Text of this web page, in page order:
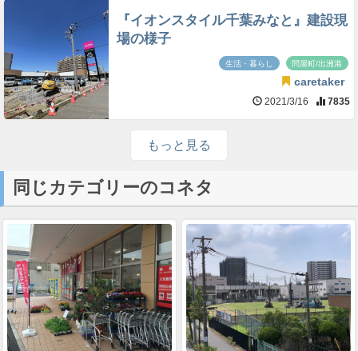
『イオンスタイル千葉みなと』建設現
場の様子
生活・暮らし 問屋町/出洲港
caretaker
2021/3/16 7835
もっと見る
同じカテゴリーのコネタ